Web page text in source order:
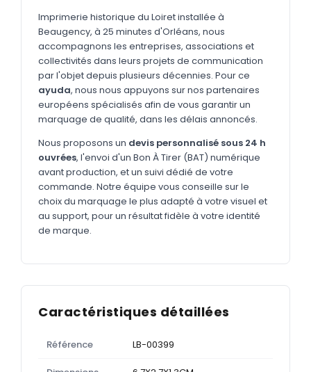
Polos Nouveau
Sweatshirts
GOODIES
Catalogue complet Nouveau
Bureau & écriture
Sacs & voyages
Verres & déjeuner
Technologie
Vêtements
Outils & porte-clés
Cuisine
Imprimerie historique du Loiret installée à
Beaugency, à 25 minutes d'Orléans, nous
accompagnons les entreprises, associations et
collectivités dans leurs projets de communication
par l'objet depuis plusieurs décennies. Pour ce
ayuda, nous nous appuyons sur nos partenaires
européens spécialisés afin de vous garantir un
marquage de qualité, dans les délais annoncés.
Nous proposons un devis personnalisé sous 24 h
ouvrées, l'envoi d'un Bon À Tirer (BAT) numérique
avant production, et un suivi dédié de votre
commande. Notre équipe vous conseille sur le
choix du marquage le plus adapté à votre visuel et
au support, pour un résultat fidèle à votre identité
de marque.
Caractéristiques détaillées
Référence LB-00399